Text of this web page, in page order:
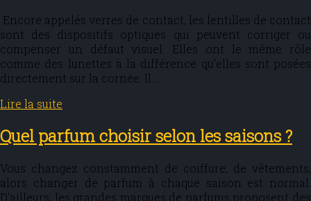
Encore appelés verres de contact, les lentilles de contact
sont des dispositifs optiques qui peuvent corriger ou
compenser un défaut visuel. Elles ont le même rôle
comme des lunettes à la différence qu’elles sont posées
directement sur la cornée. Il…
Lire la suite
Quel parfum choisir selon les saisons ?
Vous changez constamment de coiffure, de vêtements,
alors changer de parfum à chaque saison est normal.
D’ailleurs, les grandes marques de parfums proposent des